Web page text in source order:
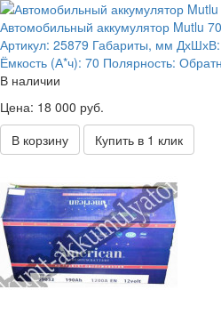
Автомобильный аккумулятор Mutlu
Артикул: 25879 Габариты, мм ДхШхВ:
Ёмкость (А*ч): 70 Полярность:
В наличии
Цена: 18 000 руб.
В корзину
Купить в 1 клик